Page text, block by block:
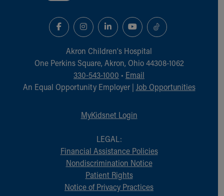
Akron Children‘s Hospital
One Perkins Square, Akron, Ohio 44308-1062
330-543-1000 • Email
An Equal Opportunity Employer | Job Opportunities
MyKidsnet Login
LEGAL:
Financial Assistance Policies
Nondiscrimination Notice
Patient Rights
Notice of Privacy Practices